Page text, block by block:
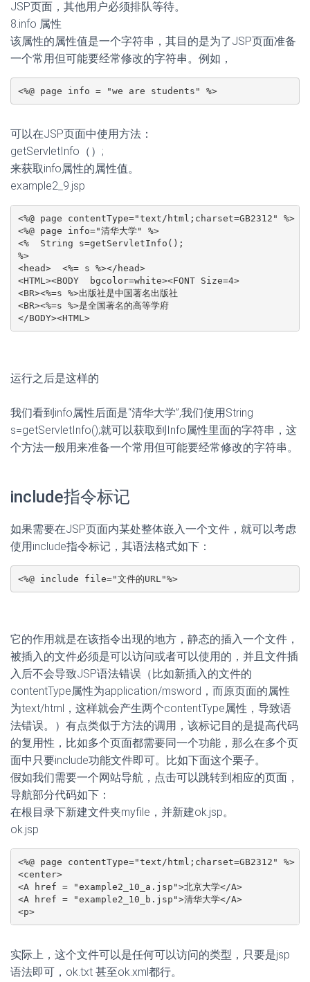
JSP页面，其他用户必须排队等待。
8.info 属性
该属性的属性值是一个字符串，其目的是为了JSP页面准备
一个常用但可能要经常修改的字符串。例如，
<%@ page info = "we are students" %>
可以在JSP页面中使用方法：
getServletInfo（）;
来获取info属性的属性值。
example2_9.jsp
<%@ page contentType="text/html;charset=GB2312" %>
<%@ page info="清华大学" %>
<%  String s=getServletInfo();
%>
<head>  <%= s %></head>
<HTML><BODY  bgcolor=white><FONT Size=4>
<BR><%=s %>出版社是中国著名出版社
<BR><%=s %>是全国著名的高等学府
</BODY><HTML>
运行之后是这样的
我们看到info属性后面是“清华大学”,我们使用String
s=getServletInfo();就可以获取到Info属性里面的字符串，这
个方法一般用来准备一个常用但可能要经常修改的字符串。
include指令标记
如果需要在JSP页面内某处整体嵌入一个文件，就可以考虑
使用include指令标记，其语法格式如下：
<%@ include file="文件的URL"%>
它的作用就是在该指令出现的地方，静态的插入一个文件，
被插入的文件必须是可以访问或者可以使用的，并且文件插
入后不会导致JSP语法错误（比如新插入的文件的
contentType属性为application/msword，而原页面的属性
为text/html，这样就会产生两个contentType属性，导致语
法错误。）有点类似于方法的调用，该标记目的是提高代码
的复用性，比如多个页面都需要同一个功能，那么在多个页
面中只要include功能文件即可。比如下面这个栗子。
假如我们需要一个网站导航，点击可以跳转到相应的页面，
导航部分代码如下：
在根目录下新建文件夹myfile，并新建ok.jsp。
ok.jsp
<%@ page contentType="text/html;charset=GB2312" %>
<center>
<A href = "example2_10_a.jsp">北京大学</A>
<A href = "example2_10_b.jsp">清华大学</A>
<p>
实际上，这个文件可以是任何可以访问的类型，只要是jsp
语法即可，ok.txt 甚至ok.xml都行。